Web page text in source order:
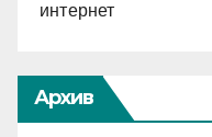
интернет
Архив